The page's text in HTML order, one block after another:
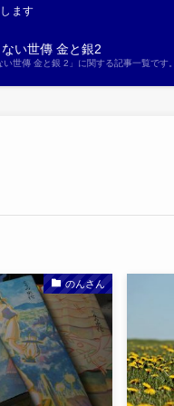
ます
い世傳 金と銀2
世傳 金と銀 2」に関する記事一覧です。
のんさん